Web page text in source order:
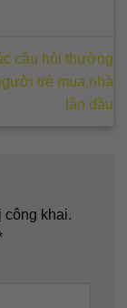
câu hỏi thường
trẻ mua nhà
lần đầu
công khai.